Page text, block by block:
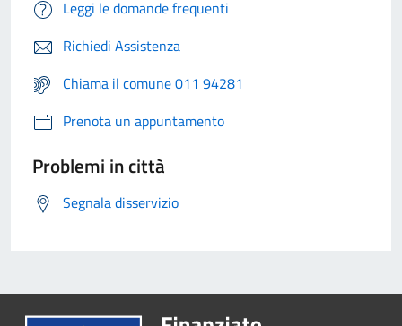
Leggi le domande frequenti
Richiedi Assistenza
Chiama il comune 011 94281
Prenota un appuntamento
Problemi in città
Segnala disservizio